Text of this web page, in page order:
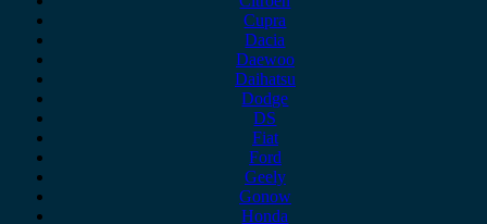
Cupra
Dacia
Daewoo
Daihatsu
Dodge
DS
Fiat
Ford
Geely
Gonow
Honda